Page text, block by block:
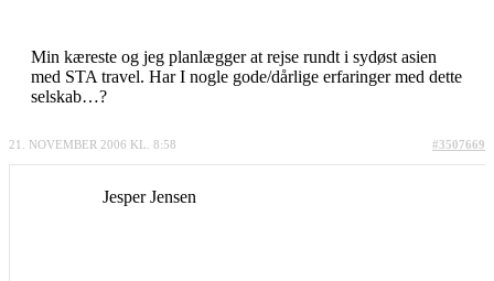
Min kæreste og jeg planlægger at rejse rundt i sydøst asien
med STA travel. Har I nogle gode/dårlige erfaringer med dette
selskab…?
21. NOVEMBER 2006 KL. 8:58 #3507669
Jesper Jensen